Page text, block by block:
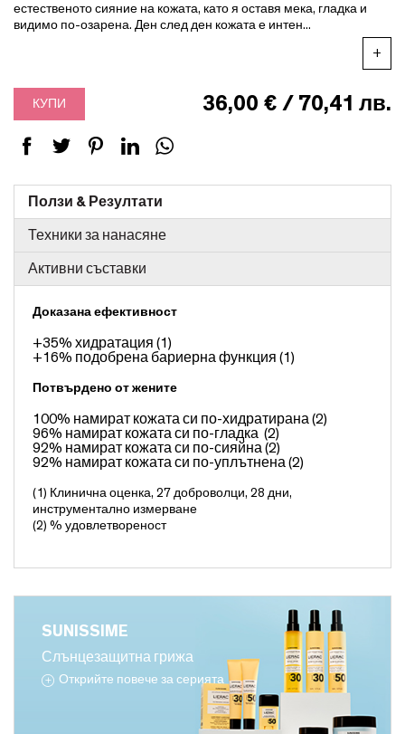
естественото сияние на кожата, като я оставя мека, гладка и
видимо по-озарена. Ден след ден кожата е интен...
+
КУПИ 36,00 € / 70,41 лв.
Ползи & Резултати
Техники за нанасяне
Активни съставки
Доказана ефективност
+35% хидратация (1)
+16% подобрена бариерна функция (1)
Потвърдено от жените
100% намират кожата си по-хидратирана (2)
96% намират кожата си по-гладка (2)
92% намират кожата си по-сияйна (2)
92% намират кожата си по-уплътнена (2)
(1) Клинична оценка, 27 доброволци, 28 дни,
инструментално измерване
(2) % удовлетвореност
SUNISSIME
Слънцезащитна грижа
Открийте повече за серията